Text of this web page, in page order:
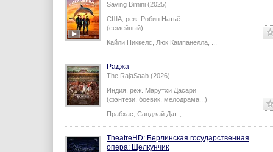
Saving Bimini (2025)
США, реж. Робин Натьё
(семейный)
Кайли Никкелс
Люк Кампанелла
Раджа
The RajaSaab (2026)
Индия, реж. Марутхи Дасари
(фэнтези, боевик, мелодрама...)
Прабхас Санджай Датт,
TheatreHD: Берлинская государственная
опера: Щелкунчик